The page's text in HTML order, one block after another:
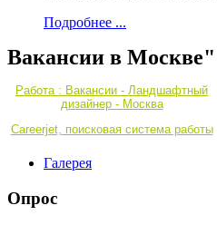
Подробнее ...
Вакансии в Москве"
Работа : Вакансии - Ландшафтный
дизайнер - Москва
Careerjet, поисковая система работы
Галерея
Опрос